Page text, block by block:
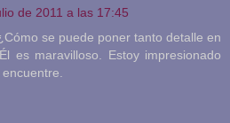
de 2011 a las 17:45
se puede poner tanto detalle en
es maravilloso. Estoy impresionado